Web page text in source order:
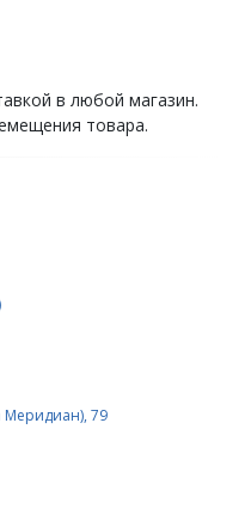
в любой магазин.
товара.
Меридиан), 79